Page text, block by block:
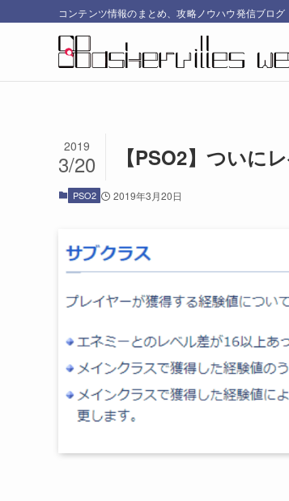
コンテンツ情報のまとめ、攻略ノウハウ発信ブログ
【PSO2】ついに
2019
3/20
PSO2 2019年3月20日